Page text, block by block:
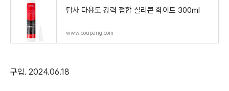
탐사 다용도 강력 접합 실리콘 화이트 300ml
www.coupang.com
구입. 2024.06.18